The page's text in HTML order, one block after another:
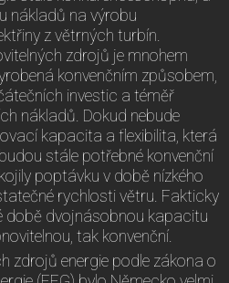
nákladů na výrobu
z větrných turbín.
zdrojů je mnohem
konvenčním způsobem,
investic a téměř
nákladů. Dokud nebude
kapacita a flexibilita, která
stále potřebné konvenční
poptávku v době nízkého
rychlosti větru. Fakticky
době dvojnásobnou kapacitu
tak konvenční.
zdrojů energie podle zákona o